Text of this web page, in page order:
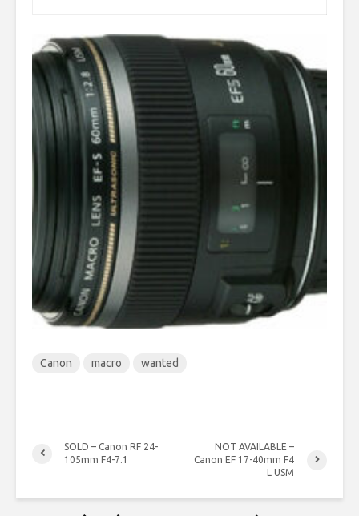
Canon macro wanted
SOLD – Canon RF 24-
105mm F4-7.1
NOT AVAILABLE –
Canon EF 17-40mm F4
L USM